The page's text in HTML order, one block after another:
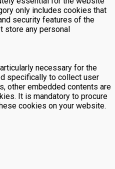
only includes cookies that
security features of the
store any personal
necessary for the
specifically to collect user
other embedded contents are
It is mandatory to procure
cookies on your website.